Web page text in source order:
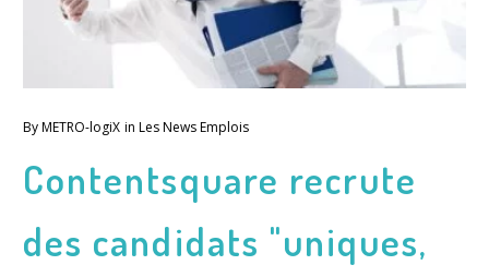
ByMETRO-logiX inLes News Emplois
Contentsquare recrute
des candidats "uniques,